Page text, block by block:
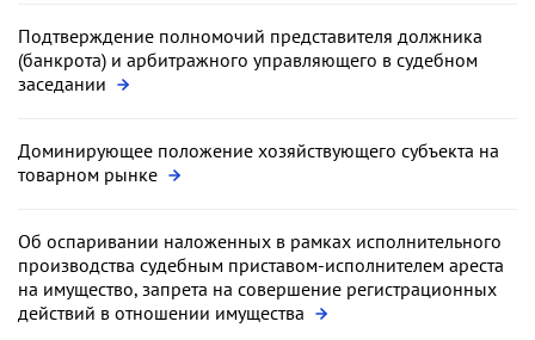
Подтверждение полномочий представителя должника
(банкрота) и арбитражного управляющего в судебном
заседании
Доминирующее положение хозяйствующего субъекта на
товарном рынке
Об оспаривании наложенных в рамках исполнительного
производства судебным приставом-исполнителем ареста
на имущество, запрета на совершение регистрационных
действий в отношении имущества